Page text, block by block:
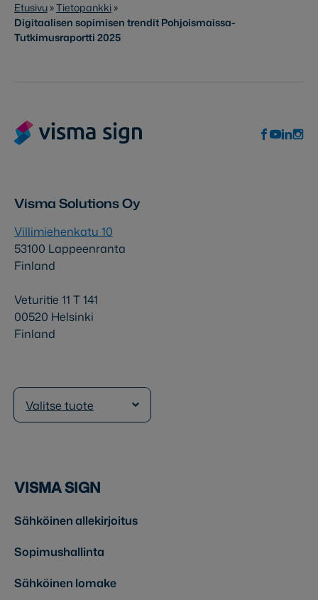
Etusivu »Tietopankki »
Digitaalisen sopimisen trendit Pohjoismaissa-
Tutkimusraportti 2025
Visma Solutions Oy
Villimiehenkatu 10
53100 Lappeenranta
Finland
Veturitie 11 T 141
00520 Helsinki
Finland
Valitse tuote
VISMA SIGN
Sähköinen allekirjoitus
Sopimushallinta
Sähköinen lomake